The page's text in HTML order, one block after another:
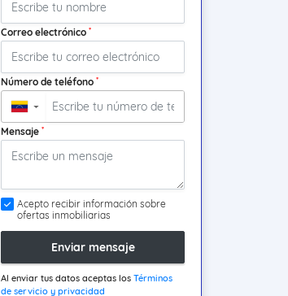
Correo electrónico *
Número de teléfono *
▼
Mensaje *
Acepto recibir información sobre
ofertas inmobiliarias
Enviar mensaje
Al enviar tus datos aceptas los Términos
de servicio y privacidad